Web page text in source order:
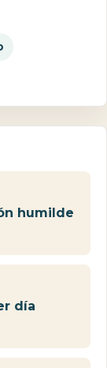
humilde
día